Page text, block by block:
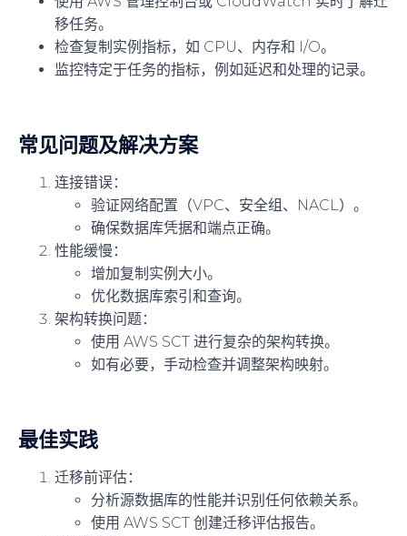
移任务。
检查复制实例指标，如 CPU、内存和 I/O。
监控特定于任务的指标，例如延迟和处理的记录。
常见问题及解决方案
连接错误：
验证网络配置（VPC、安全组、NACL）。
确保数据库凭据和端点正确。
性能缓慢：
增加复制实例大小。
优化数据库索引和查询。
架构转换问题：
使用 AWS SCT 进行复杂的架构转换。
如有必要，手动检查并调整架构映射。
最佳实践
迁移前评估：
分析源数据库的性能并识别任何依赖关系。
使用 AWS SCT 创建迁移评估报告。